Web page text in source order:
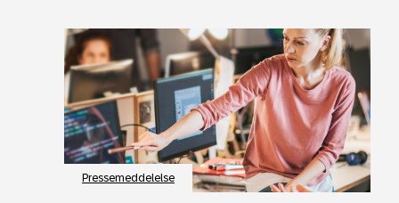
Pressemeddelelse